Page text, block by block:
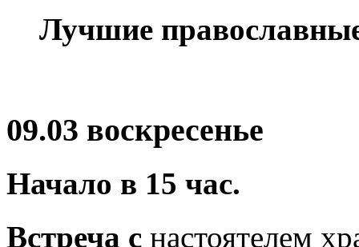
Лучшие
09.03 воскресенье
Начало в 15 час.
Встреча с настоятелем